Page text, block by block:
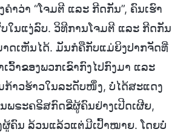
ວ່າ “ໂຈມຕີ ແລະ ກີດກັນ”, ຄົນເຮົາ
ໃນແງ່ລົບ. ວິທີການໂຈມຕີ ແລະ ກີດກັນ
ດເຫັນໄດ້. ມັນກໍຄືກັບແມ່ຍິງປາກຈັດທີ່
າຂອງພວກເຂົາກົງໄປກົງມາ ແລະ
ກ້າວຮ້າວໃນລະດັບໜຶ່ງ, ບໍ່ໄດ້ສະແດງ
ພຣະຄຣິສກົດຂີ່ຜູ້ຄົນຢ່າງເປີດເຜີຍ,
ຄົນ ລ້ວນແລ້ວແຕ່ມີເປົ້າໝາຍ. ໂດຍບໍ່